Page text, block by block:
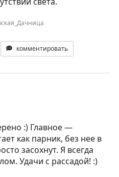
комментировать
:) Главное —
как парник, без нее в
засохнут. Я всегда
Удачи с рассадой! :)